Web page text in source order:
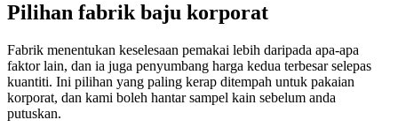
Pilihan fabrik baju korporat
Fabrik menentukan keselesaan pemakai lebih daripada apa-apa
faktor lain, dan ia juga penyumbang harga kedua terbesar selepas
kuantiti. Ini pilihan yang paling kerap ditempah untuk pakaian
korporat, dan kami boleh hantar sampel kain sebelum anda
putuskan.